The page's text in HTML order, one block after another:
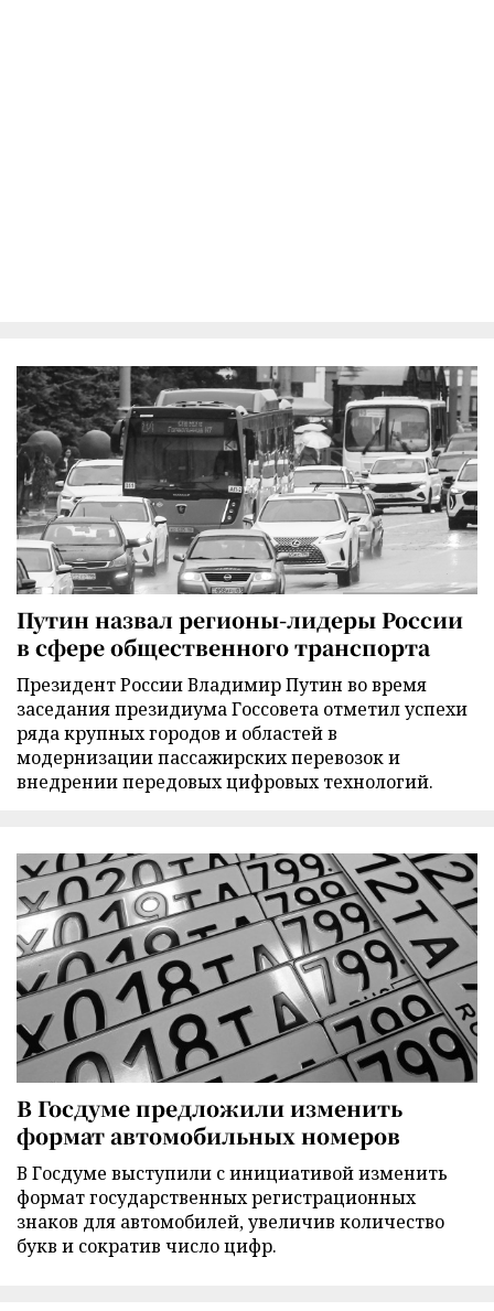
Путин назвал регионы-лидеры России
в сфере общественного транспорта
Президент России Владимир Путин во время
заседания президиума Госсовета отметил успехи
ряда крупных городов и областей в
модернизации пассажирских перевозок и
внедрении передовых цифровых технологий.
В Госдуме предложили изменить
формат автомобильных номеров
В Госдуме выступили с инициативой изменить
формат государственных регистрационных
знаков для автомобилей, увеличив количество
букв и сократив число цифр.